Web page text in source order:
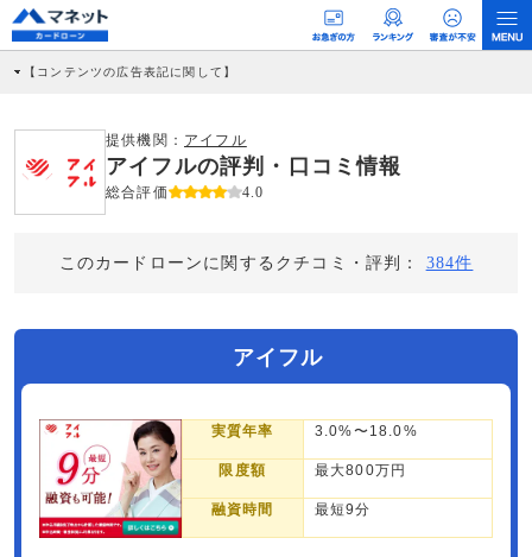
【コンテンツの広告表記に関して】
社に対して企業から紹介報酬が支払われるという収益モデルです。 ただし、特定の
商品を根拠なくPRするものではなく、当編集部の調査／ユーザーへの口コミ収集な
どに基づき、公平性を担保した情報提供を行っています。
>提携企業一覧
提供機関： アイフル
アイフルの評判・口コミ情報
総合評価 4.0
このカードローンに関するクチコミ・評判： 384件
アイフル
実質年率 3.0%〜18.0%
限度額 最大800万円
融資時間 最短9分